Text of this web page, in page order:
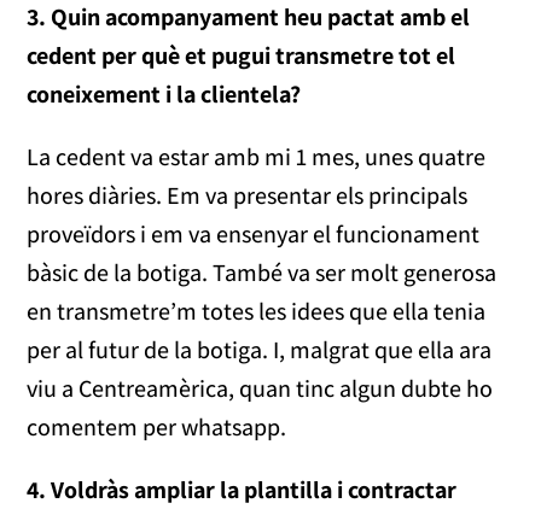
3. Quin acompanyament heu pactat amb el
cedent per què et pugui transmetre tot el
coneixement i la clientela?
La cedent va estar amb mi 1 mes, unes quatre
hores diàries. Em va presentar els principals
proveïdors i em va ensenyar el funcionament
bàsic de la botiga. També va ser molt generosa
en transmetre’m totes les idees que ella tenia
per al futur de la botiga. I, malgrat que ella ara
viu a Centreamèrica, quan tinc algun dubte ho
comentem per whatsapp.
4. Voldràs ampliar la plantilla i contractar